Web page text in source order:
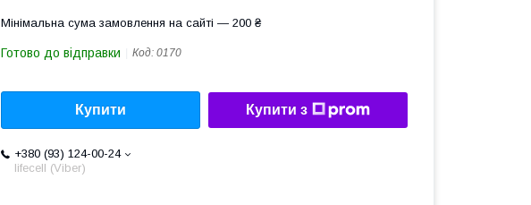
Мінімальна сума замовлення на сайті — 200 ₴
Готово до відправки Код: 0170
Купити Купити з
+380 (93) 124-00-24
lifecell (Viber)